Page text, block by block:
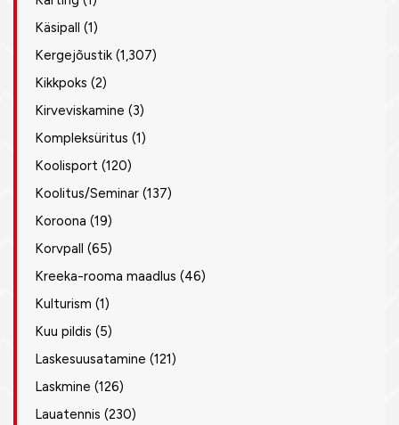
Käsipall (1)
Kergejõustik (1,307)
Kikkpoks (2)
Kirveviskamine (3)
Kompleksüritus (1)
Koolisport (120)
Koolitus/Seminar (137)
Koroona (19)
Korvpall (65)
Kreeka-rooma maadlus (46)
Kulturism (1)
Kuu pildis (5)
Laskesuusatamine (121)
Laskmine (126)
Lauatennis (230)